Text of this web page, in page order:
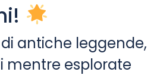
antiche leggende,
mentre esplorate